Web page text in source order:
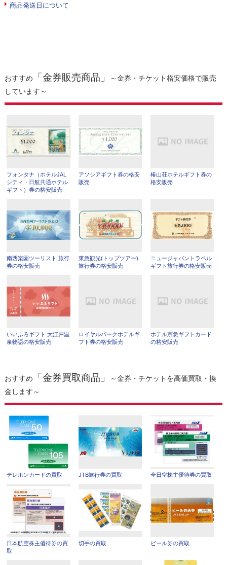
商品発送日について
おすすめ 「金券販売商品」
～金券・チケット格安価格で販売
しています～
フォンタナ（ホテルJAL
シティ・日航共通ホテル
ギフト）券の格安販売
アソシアギフト券の格安
販売
椿山荘ホテルギフト券の
格安販売
南西楽園ツーリスト 旅行
券の格安販売
東急観光(トップツアー)
旅行券の格安販売
ニュージャパントラベル
ギフト旅行券の格安販売
いいふろギフト 大江戸温
泉物語の格安販売
ロイヤルパークホテルギ
フト券の格安販売
ホテル京急ギフトカード
の格安販売
おすすめ 「金券買取商品」
～金券・チケットを高価買取・換
金します～
テレホンカードの買取 JTB旅行券の買取 全日空株主優待券の買取
日本航空株主優待券の買
取
切手の買取 ビール券の買取